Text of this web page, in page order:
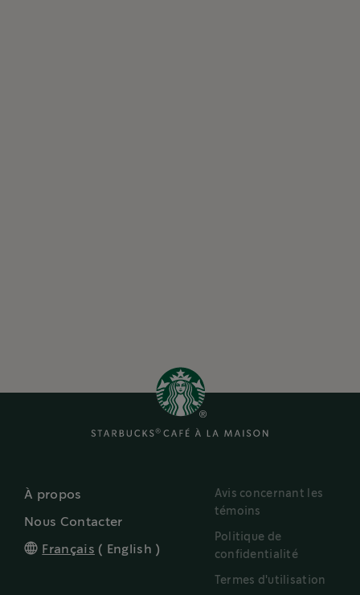
À propos
Nous Contacter
Français ( English )
Avis concernant les
témoins
Politique de
confidentialité
Termes d'utilisation